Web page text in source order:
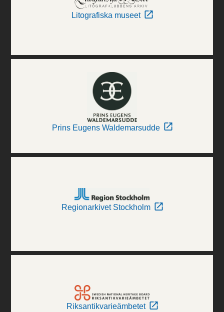
Litografiska museet
Prins Eugens Waldemarsudde
Regionarkivet Stockholm
Riksantikvarieämbetet